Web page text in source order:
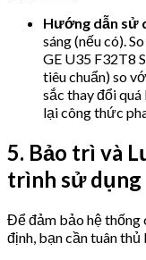
Hướng dẫn sử
sáng (nếu có).
GE U35 F32T8
tiêu chuẩn) so
sắc thay đổi quá
lại công thức
5. Bảo trì và
trình sử dụng
Để đảm bảo hệ thống
định, bạn cần tuân